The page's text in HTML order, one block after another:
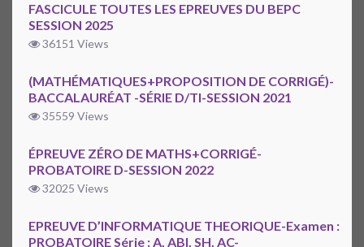
FASCICULE TOUTES LES EPREUVES DU BEPC
SESSION 2025
36151 Views
(MATHÉMATIQUES+PROPOSITION DE CORRIGÉ)-
BACCALAURÉAT -SÉRIE D/TI-SESSION 2021
35559 Views
ÉPREUVE ZÉRO DE MATHS+CORRIGÉ-
PROBATOIRE D-SESSION 2022
32025 Views
EPREUVE D’INFORMATIQUE THEORIQUE-Examen :
PROBATOIRE Série : A, ABI, SH, AC-